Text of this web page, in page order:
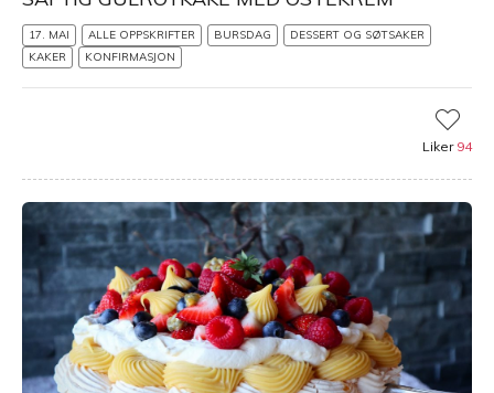
17. MAI ALLE OPPSKRIFTER BURSDAG
DESSERT OG SØTSAKER
KAKER
KONFIRMASJON
Liker 94